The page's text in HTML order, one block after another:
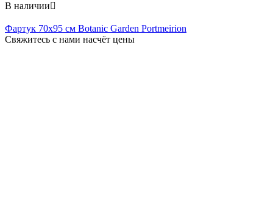
В наличии
Фартук 70x95 см Botanic Garden Portmeirion
Свяжитесь с нами насчёт цены